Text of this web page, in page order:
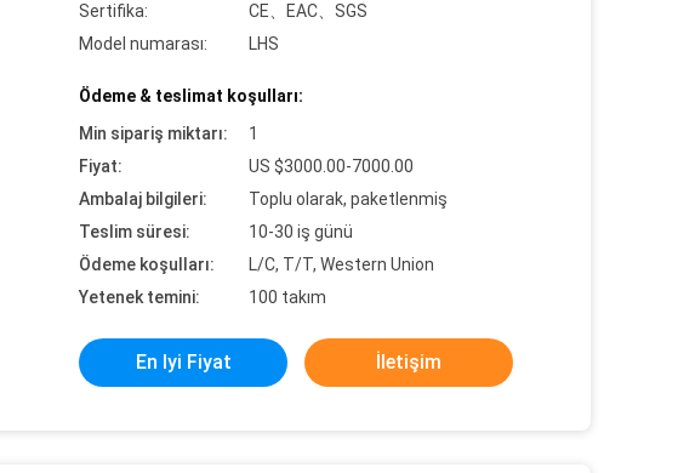
Sertifika:
CE、EAC、SGS
Model numarası:
LHS
Ödeme & teslimat koşulları:
Min sipariş miktarı:
1
Fiyat:
US $3000.00-7000.00
Ambalaj bilgileri:
Toplu olarak, paketlenmiş
Teslim süresi:
10-30 iş günü
Ödeme koşulları:
L/C, T/T, Western Union
Yetenek temini:
100 takım
En Iyi Fiyat İletişim